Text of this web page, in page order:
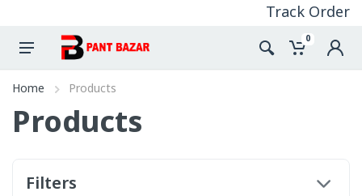
Track Order
0
Home Products
Products
Filters